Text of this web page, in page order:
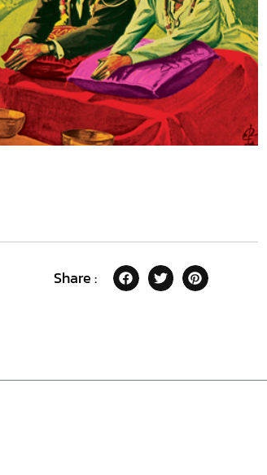
Share :